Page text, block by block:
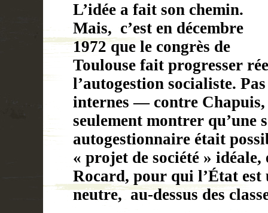
L’idée a fait son chemin.
Mais, c’est en décembre
1972 que le congrès de
Toulouse fait progresser
l’autogestion socialiste.
internes — contre
seulement montrer qu’une
autogestionnaire était
« projet de société »
Rocard, pour qui l’État est
neutre,au-dessus des